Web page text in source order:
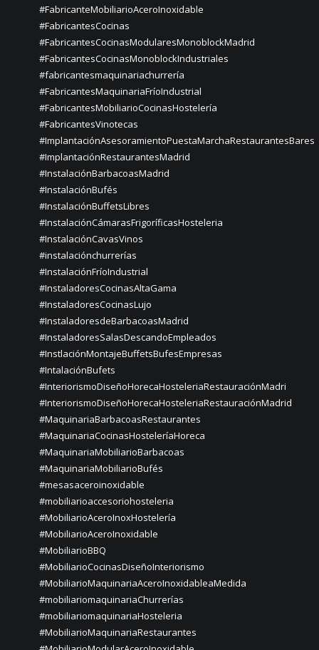
#FabricanteMobiliarioAceroInoxidable
#FabricantesCocinas
#FabricantesCocinasModularesMonoblockMadrid
#FabricantesCocinasMonoblockIndustriales
#fabricantesmaquinariachurrería
#FabricantesMaquinariaFríoIndustrial
#FabricantesMobiliarioCocinasHostelería
#FabricantesVinotecas
#ImplantaciónAsesoramientoPuestaMarchaRestaurantesBares
#ImplantaciónRestaurantesMadrid
#InstalaciónBarbacoasMadrid
#InstalaciónBufés
#InstalaciónBuffetsLibres
#InstalaciónCámarasFrigoríficasHosteleria
#InstalaciónCavasVinos
#instalaciónchurrerías
#InstalaciónFríoIndustrial
#InstaladoresCocinasAltaGama
#InstaladoresCocinasLujo
#InstaladoresdeBarbacoasMadrid
#InstaladoresSalasDescandoEmpleados
#InstlaciónMontajeBuffetsBufesEmpresas
#IntalaciónBufets
#InteriorismoDiseñoHorecaHosteleriaRestauraciónMadri
#InteriorismoDiseñoHorecaHosteleriaRestauraciónMadrid
#MaquinariaBarbacoasRestaurantes
#MaquinariaCocinasHosteleríaHoreca
#MaquinariaMobiliarioBarbacoas
#MaquinariaMobiliarioBufés
#mesasaceroinoxidable
#mobiliarioaccesoriohosteleria
#MobiliarioAceroInoxHostelería
#MobiliarioAceroInoxidable
#MobiliarioBBQ
#MobiliarioCocinasDiseñoInteriorismo
#MobiliarioMaquinariaAceroInoxidableaMedida
#mobiliariomaquinariaChurrerías
#mobiliariomaquinariaHosteleria
#MobiliarioMaquinariaRestaurantes